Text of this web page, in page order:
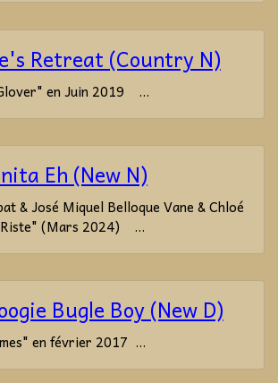
Retreat (Country N)
en Juin 2019 ...
Eh (New N)
& José Miquel Belloque Vane & Chloé
Riste" (Mars 2024) ...
Bugle Boy (New D)
en février 2017 ...